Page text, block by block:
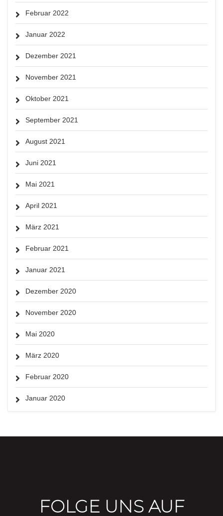
Februar 2022
Januar 2022
Dezember 2021
November 2021
Oktober 2021
September 2021
August 2021
Juni 2021
Mai 2021
April 2021
März 2021
Februar 2021
Januar 2021
Dezember 2020
November 2020
Mai 2020
März 2020
Februar 2020
Januar 2020
FOLGE UNS AUF